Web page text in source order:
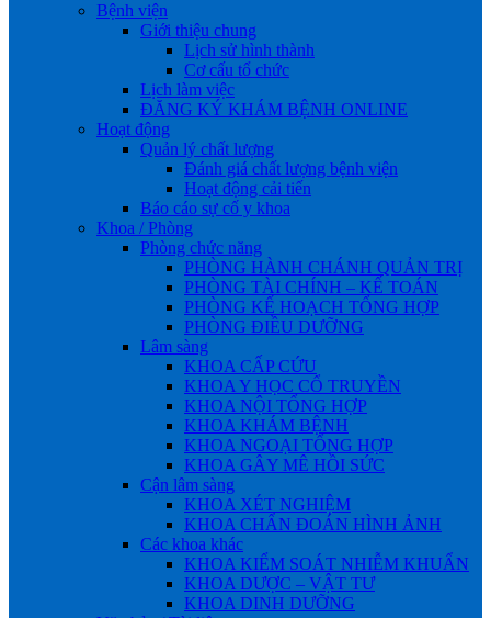
Bệnh viện
Giới thiệu chung
Lịch sử hình thành
Cơ cấu tổ chức
Lịch làm việc
ĐĂNG KÝ KHÁM BỆNH ONLINE
Hoạt động
Quản lý chất lượng
Đánh giá chất lượng bệnh viện
Hoạt động cải tiến
Báo cáo sự cố y khoa
Khoa / Phòng
Phòng chức năng
PHÒNG HÀNH CHÁNH QUẢN TRỊ
PHÒNG TÀI CHÍNH – KẾ TOÁN
PHÒNG KẾ HOẠCH TỔNG HỢP
PHÒNG ĐIỀU DƯỠNG
Lâm sàng
KHOA CẤP CỨU
KHOA Y HỌC CỔ TRUYỀN
KHOA NỘI TỔNG HỢP
KHOA KHÁM BỆNH
KHOA NGOẠI TỔNG HỢP
KHOA GÂY MÊ HỒI SỨC
Cận lâm sàng
KHOA XÉT NGHIỆM
KHOA CHẨN ĐOÁN HÌNH ẢNH
Các khoa khác
KHOA KIỂM SOÁT NHIỄM KHUẨN
KHOA DƯỢC – VẬT TƯ
KHOA DINH DƯỠNG